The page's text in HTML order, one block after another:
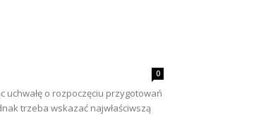
0
o rozpoczęciu przygotowań
trzeba wskazać najwłaściwszą